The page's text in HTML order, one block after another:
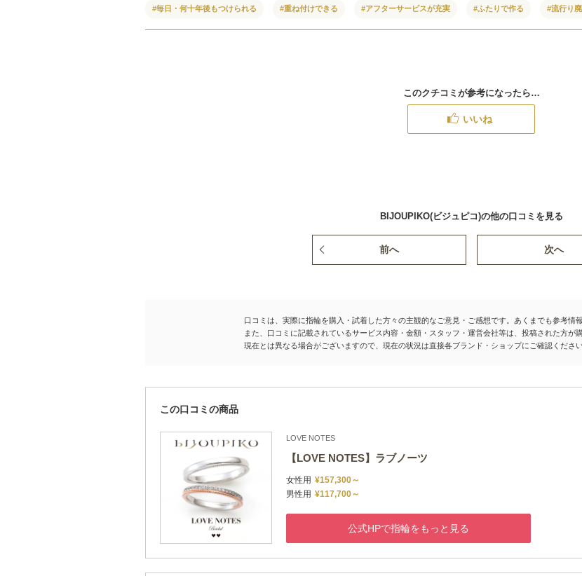
#毎日・何十年後もつけられる #重ね付けできる #アフターサービスが充実 #ふたりで作る #流行り
このクチコミが参考になったら…
いいね
BIJOUPIKO(ビジュピコ)の他の口コミを見る
前へ 次へ
口コミは、実際に指輪を購入・試着した方々の主観的なご意見・ご感想です。あくまでも参考情
また、口コミに記載されているサービス内容・金額・スタッフ・運営会社等は、投稿された方が
現在とは異なる場合がございますので、現在の状況は直接各ブランド・ショップにご確認ください
この口コミの商品
LOVE NOTES
【LOVE NOTES】ラブノーツ
女性用 ¥157,300～
男性用 ¥117,700～
公式HPで指輪をもっと見る